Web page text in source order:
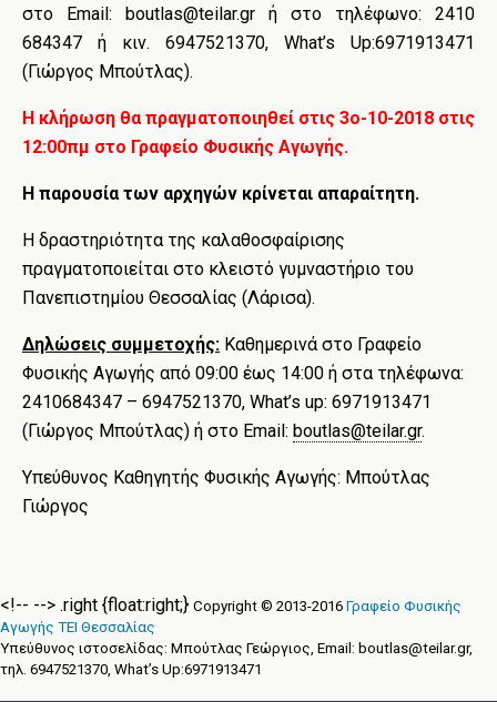
στο Email: boutlas@teilar.gr ή στο τηλέφωνο: 2410
684347 ή κιν. 6947521370, What’s Up:6971913471
(Γιώργος Μπούτλας).
Η κλήρωση θα πραγματοποιηθεί στις 3ο-10-2018 στις
12:00πμ στο Γραφείο Φυσικής Αγωγής.
Η παρουσία των αρχηγών κρίνεται απαραίτητη.
Η δραστηριότητα της καλαθοσφαίρισης
πραγματοποιείται στο κλειστό γυμναστήριο του
Πανεπιστημίου Θεσσαλίας (Λάρισα).
Δηλώσεις συμμετοχής: Καθημερινά στο Γραφείο
Φυσικής Αγωγής από 09:00 έως 14:00 ή στα τηλέφωνα:
2410684347 – 6947521370, What’s up: 6971913471
(Γιώργος Μπούτλας) ή στο Email: boutlas@teilar.gr.
Υπεύθυνος Καθηγητής Φυσικής Αγωγής: Μπούτλας
Γιώργος
<!-- --> .right {float:right;} Copyright © 2013-2016 Γραφείο Φυσικής
Αγωγής ΤΕΙ Θεσσαλίας
Υπεύθυνος ιστοσελίδας: Μπούτλας Γεώργιος, Email: boutlas@teilar.gr,
τηλ. 6947521370, What’s Up:6971913471